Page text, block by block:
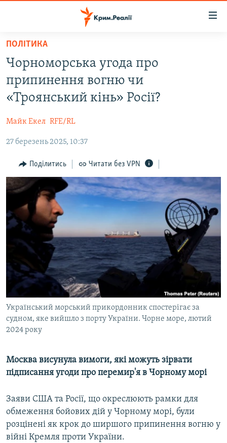
Перейти
основного
матеріалу
Перейти
до
основної
Перейти
пошуку
ВОДА.КРИМ
ВІДЕО ТА ФОТО
БЛОГИ
ПОГЛЯД
ІНТЕРВ'Ю
ВСЕ ЗА ДЕНЬ
СПЕЦПРОЕКТИ
ДЕПОРТАЦІЯ
ВІДЕОУРОКИ «ELIFBE»
СВІДЧЕННЯ ОКУПАЦІЇ
УКРАЇНСЬКА ПРОБЛЕМА КРИМУ
ІНФОГРАФІКА
ЯК ОБІЙТИ БЛОКУВАННЯ
Русский
Qırımtatar
ДОЛУЧАЙСЯ!
ПОЛІТИКА
Чорноморська угода про
припинення вогню чи
«Троянський кінь» Росії?
Майк Екел RFE/RL
27 березень 2025, 10:37
Поділитись Читати без VPN
Український морський прикордонник спостерігає за
судном, яке вийшло з порту України. Чорне море, лютий
2024 року
Москва висунула вимоги, які можуть зірвати
підписання угоди про перемир'я в Чорному морі
Заяви США та Росії, що окреслюють рамки для
обмеження бойових дій у Чорному морі, були
розцінені як крок до ширшого припинення вогню у
війні Кремля проти України.